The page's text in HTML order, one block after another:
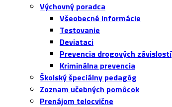
Výchovný poradca
Všeobecné informácie
Testovanie
Deviataci
Prevencia drogových závislostí
Kriminálna prevencia
Školský špeciálny pedagóg
Zoznam učebných pomôcok
Prenájom telocvične